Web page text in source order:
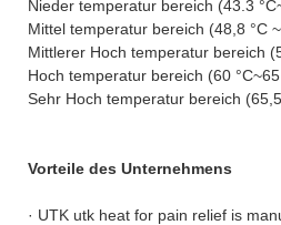
Nieder temperatur bereich (43.3
Mittel temperatur bereich (48,8 °C
Mittlerer Hoch temperatur bereich
Hoch temperatur bereich (60 °C~65
Sehr Hoch temperatur bereich
Vorteile des Unternehmens
· UTK utk heat for pain relief is